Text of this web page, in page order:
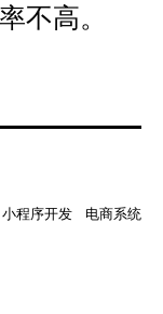
不高。
小程序开发 电商系统